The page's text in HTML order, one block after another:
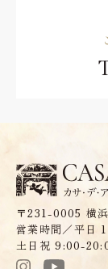
〒231-0005 横
営業時間／平日
土日祝 9:00-